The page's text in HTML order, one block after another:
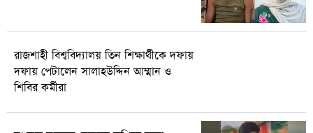
রাজশাহী বিশ্ববিদ্যালয় তিন শিক্ষার্থীকে দফায়
দফায় পেটালেন সালাহউদ্দিন আম্মান ও
শিবির কর্মীরা